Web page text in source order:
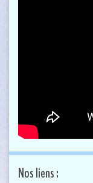
Nos liens :